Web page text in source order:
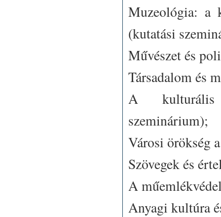
Muzeológia: a
(kutatási
Művészet és
Társadalom és
A kulturális
szeminárium);
Városi örökség
Szövegek és
A
Anyagi kultúra